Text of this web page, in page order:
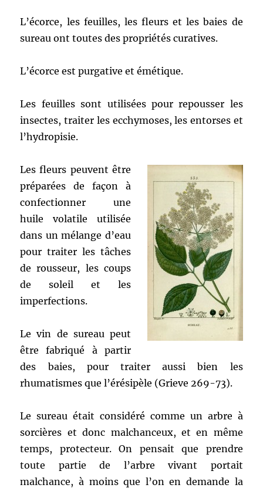
L’écorce, les feuilles, les fleurs et les baies de
sureau ont toutes des propriétés curatives.
L’écorce est purgative et émétique.
Les feuilles sont utilisées pour repousser les
insectes, traiter les ecchymoses, les entorses et
l’hydropisie.
Les fleurs peuvent être
préparées de façon à
confectionner une
huile volatile utilisée
dans un mélange d’eau
pour traiter les tâches
de rousseur, les coups
de soleil et les
imperfections.
Le vin de sureau peut
être fabriqué à partir
des baies, pour traiter aussi bien les
rhumatismes que l’érésipèle (Grieve 269-73).
Le sureau était considéré comme un arbre à
sorcières et donc malchanceux, et en même
temps, protecteur. On pensait que prendre
toute partie de l’arbre vivant portait
malchance, à moins que l’on en demande la